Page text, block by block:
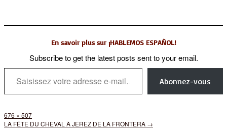
En savoir plus sur ¡HABLEMOS ESPAÑOL!
Subscribe to get the latest posts sent to your email.
Saisissez votre adresse e-mail…
Abonnez-vous
Full
size
676 × 507
Post
LA FÊTE DU CHEVAL À JEREZ DE LA FRONTERA →